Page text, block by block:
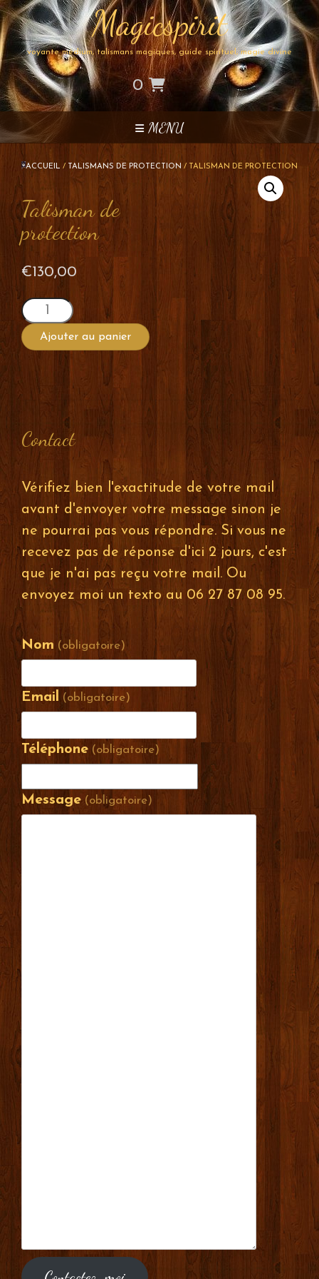
Skip
to
content
Magicspirit
voyante médium, talismans magiques, guide spirituel, magie divine
0
MENU
ACCUEIL / TALISMANS DE PROTECTION / TALISMAN DE PROTECTION
Talisman de
protection
€130,00
quantité
de
Talisman
protection
Ajouter au panier
Contact
Vérifiez bien l'exactitude de votre mail
avant d'envoyer votre message sinon je
ne pourrai pas vous répondre. Si vous ne
recevez pas de réponse d'ici 2 jours, c'est
que je n'ai pas reçu votre mail. Ou
envoyez moi un texto au 06 27 87 08 95.
Nom (obligatoire)
Email (obligatoire)
Téléphone (obligatoire)
Message (obligatoire)